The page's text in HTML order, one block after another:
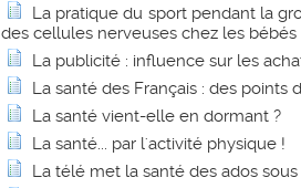
La pratique du sport pendant la
des cellules nerveuses chez les bébés
La publicité : influence sur les
La santé des Français : des points
La santé vient-elle en dormant ?
La santé... par l'activité physique !
La télé met la santé des ados